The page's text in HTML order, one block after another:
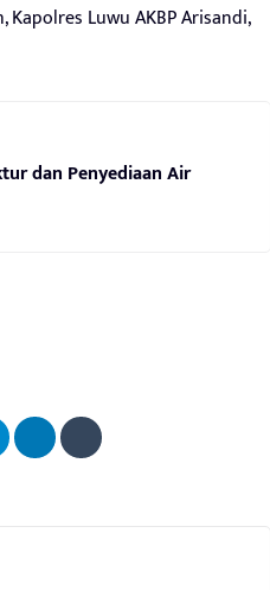
Luwu AKBP Arisandi,
dan Penyediaan Air